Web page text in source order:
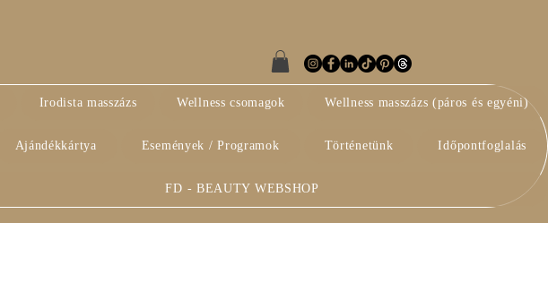
Irodista masszázs Wellness csomagok Wellness masszázs (páros és egyéni)
Ajándékkártya Események / Programok Történetünk Időpontfoglalás
FD - BEAUTY WEBSHOP